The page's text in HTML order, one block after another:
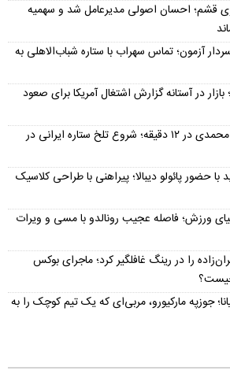
قشم؛ احسان اصولی مدیرعامل شد و سهمیه
آزمون؛ تماس سهراب با ستاره شباب‌الاهلی به
تا ۴۲۸۵ دلار؛ بازار در آستانه گزارش اشتغال آمریکا برای صعود
اخراج شوکه‌کننده میلاد محمدی در ۱۲ دقیقه؛ شروع تلخ ستاره ایرانی در
حضور پائولو دیبالا؛ پیراهنی با طراحی کلاسیک
ورزش؛ فاصله عجیب رونالدو با مسی و ویرات
را در رینگ غافلگیر کرد؛ ماجرای بوکس
چیست؟
جوزپه مارکیورو، مربی‌ای که یک تیم کوچک را به